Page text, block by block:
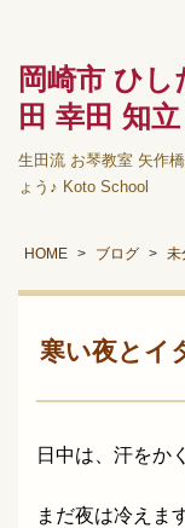
岡崎市 ひし
田 幸田 知
生田流 お琴教室 矢作
ょう♪ Koto School
HOME ブログ 未
寒い夜と
日中は、汗をか
まだ夜は冷えま